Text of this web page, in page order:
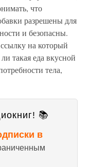
что
разрешены для
и безопасны.
на который
такая еда вкусной
тела,
📚
в